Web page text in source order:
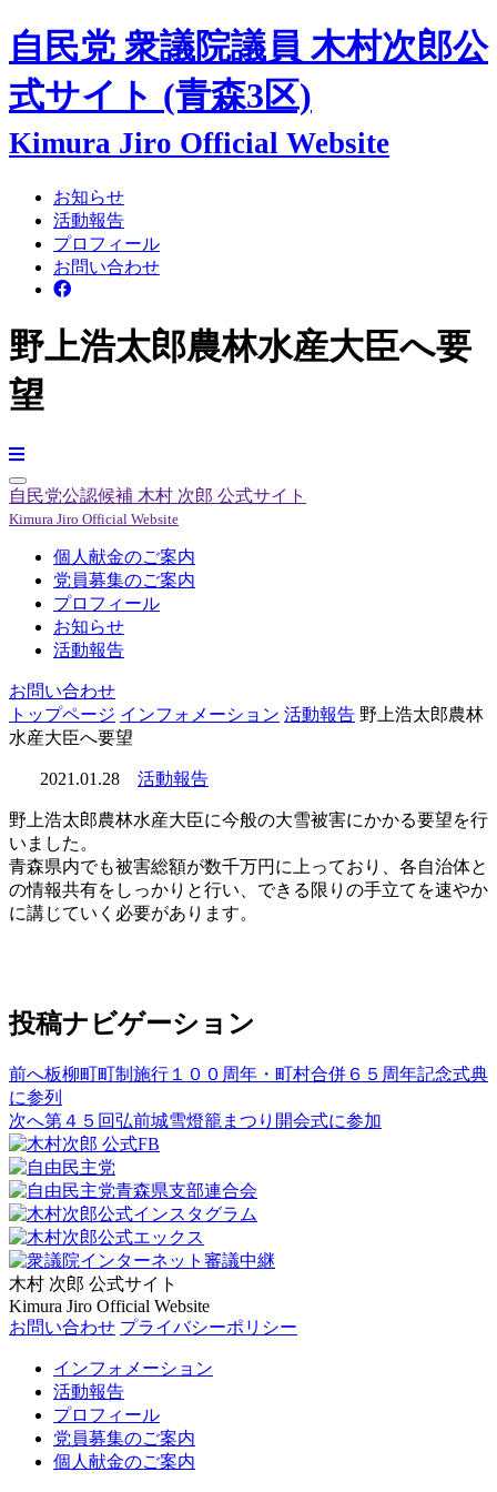
自民党 衆議院議員 木村次郎公
式サイト (青森3区)
Kimura Jiro Official Website
お知らせ
活動報告
プロフィール
お問い合わせ
野上浩太郎農林水産大臣へ要
望
自民党公認候補 木村 次郎 公式サイト
Kimura Jiro Official Website
個人献金のご案内
党員募集のご案内
プロフィール
お知らせ
活動報告
お問い合わせ
トップページ インフォメーション 活動報告 野上浩太郎農林
水産大臣へ要望
2021.01.28 活動報告
野上浩太郎農林水産大臣に今般の大雪被害にかかる要望を行
いました。
青森県内でも被害総額が数千万円に上っており、各自治体と
の情報共有をしっかりと行い、できる限りの手立てを速やか
に講じていく必要があります。
投稿ナビゲーション
前へ板柳町町制施行１００周年・町村合併６５周年記念式典
に参列
次へ第４５回弘前城雪燈籠まつり開会式に参加
木村 次郎 公式サイト
Kimura Jiro Official Website
お問い合わせ プライバシーポリシー
インフォメーション
活動報告
プロフィール
党員募集のご案内
個人献金のご案内